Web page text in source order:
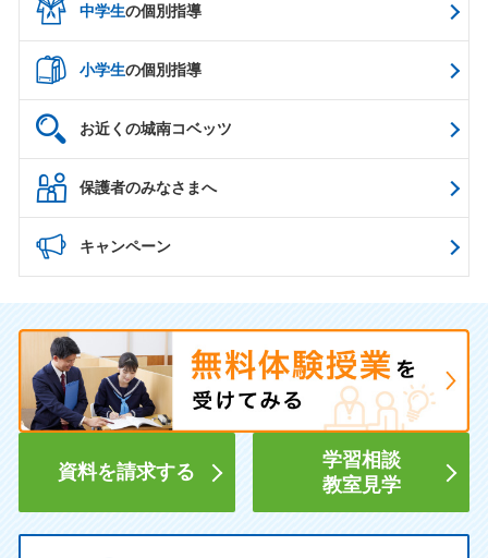
中学生の個別指導
小学生の個別指導
お近くの城南コベッツ
保護者のみなさまへ
キャンペーン
資料を請求する
学習相談
教室見学